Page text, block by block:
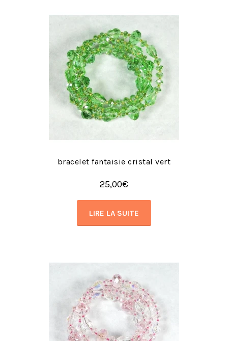
bracelet fantaisie cristal vert
25,00€
LIRE LA SUITE